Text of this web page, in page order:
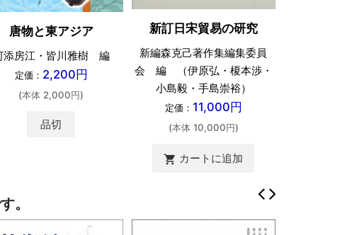
唐物と東アジア
添房江・皆川雅樹 編
定価： 2,200円
(本体 2,000円)
品切
新訂日宋貿易の研究
新編森克己著作集編集委員
会 編 （伊原弘・榎本渉・
小島毅・手島崇裕）
定価： 11,000円
(本体 10,000円)
shopping_cart カートに追加
。